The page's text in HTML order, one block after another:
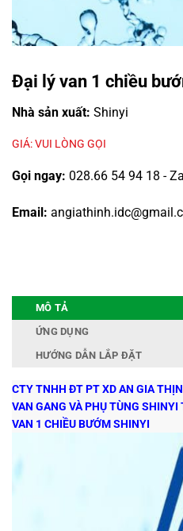
Đại lý van 1 chiều
Nhà sản xuất: Shinyi
GIÁ: VUI LÒNG GỌI
Gọi ngay: 028.66 54 94 18 -
Email:
MÔ TẢ
ỨNG DỤNG
HƯỚNG DẪN LẮP ĐẶT
CTY TNHH ĐT PT XD AN GIA
VAN GANG VÀ PHỤ TÙNG SHINYI
VAN 1 CHIỀU BƯỚM SHINYI